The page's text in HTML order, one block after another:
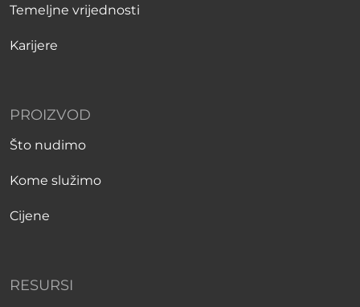
Temeljne vrijednosti
Karijere
PROIZVOD
Što nudimo
Kome služimo
Cijene
RESURSI